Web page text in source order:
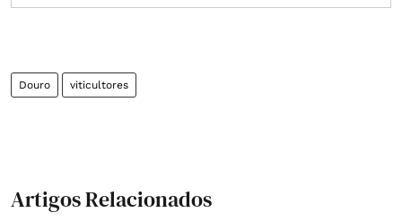
Douro viticultores
Artigos Relacionados